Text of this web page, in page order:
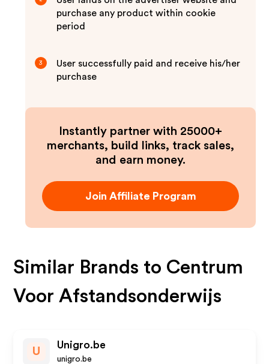
purchase any product within cookie
period
3
User successfully paid and receive his/her
purchase
Instantly partner with 25000+
merchants, build links, track sales,
and earn money.
Join Affiliate Program
Similar Brands to Centrum
Voor Afstandsonderwijs
U
Unigro.be
unigro.be